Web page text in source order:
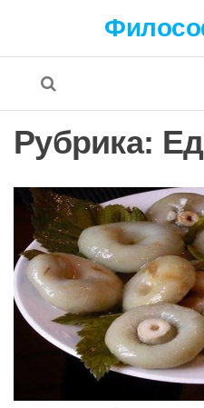
Рубрика: